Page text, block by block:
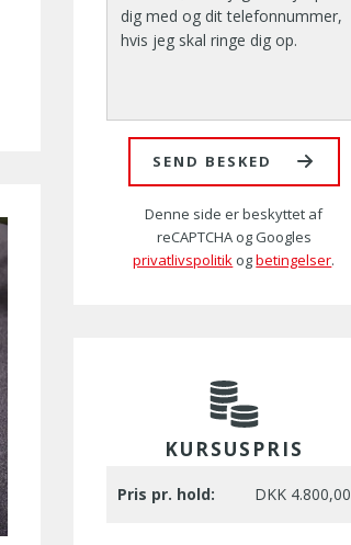
SEND BESKED
Denne side er beskyttet af
reCAPTCHA og Googles
privatlivspolitik ogbetingelser.
KURSUSPRIS
Pris pr. hold: DKK 4.800,00